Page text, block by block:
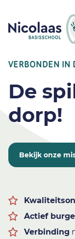
VERBONDEN IN
De
dorp!
Bekijk onze
Actief
Verbinding